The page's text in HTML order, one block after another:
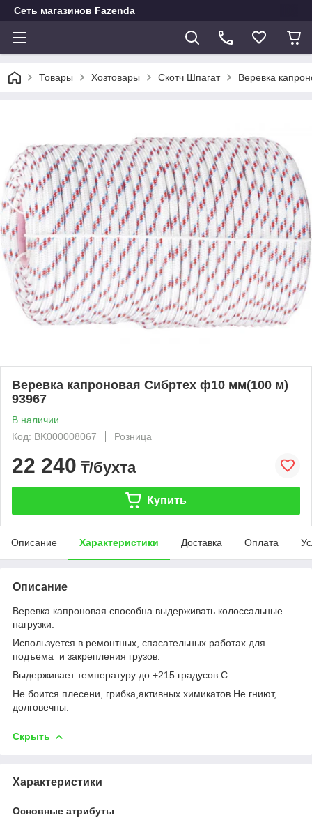
Сеть магазинов Fazenda
Товары Хозтовары Скотч Шпагат Веревка
Веревка капроновая Сибртех ф10 мм(100 м)
93967
В наличии
Код: BK000008067
Розница
22 240 ₸/бухта
Купить
Описание Характеристики Доставка Оплата
Описание
Веревка капроновая способна выдерживать колоссальные
нагрузки.
Используется в ремонтных, спасательных работах для
подъема и закрепления грузов.
Выдерживает температуру до +215 градусов С.
Не боится плесени, грибка,активных химикатов.Не гниют,
долговечны.
Скрыть
Характеристики
Основные атрибуты